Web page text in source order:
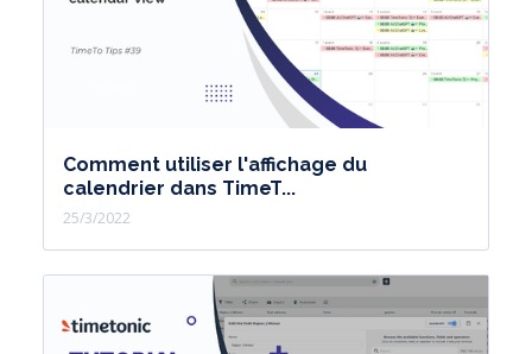
Comment utiliser l'affichage du
calendrier dans TimeT...
25/3/2022